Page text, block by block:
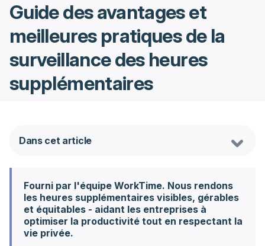
Guide des avantages et
meilleures pratiques de la
surveillance des heures
supplémentaires
Dans cet article
Fourni par l'équipe WorkTime. Nous rendons
les heures supplémentaires visibles, gérables
et équitables - aidant les entreprises à
optimiser la productivité tout en respectant la
vie privée.